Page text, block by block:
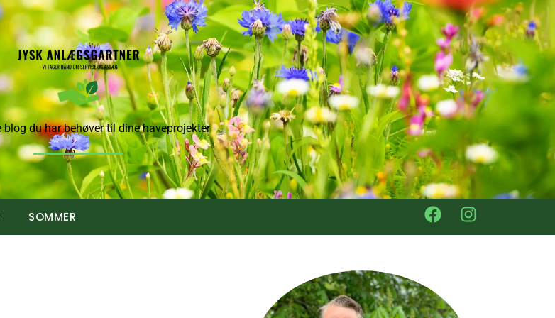
blog du har behøver til dine haveprojekter
SOMMER